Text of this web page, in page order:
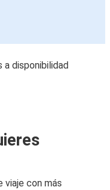
a disponibilidad
viaje con más